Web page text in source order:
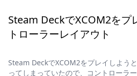
Steam DeckでXCOM2をプ
トローラーレイアウト
Steam DeckでXCOM2をプレイしよう
ってしまっていたので、コントローラ